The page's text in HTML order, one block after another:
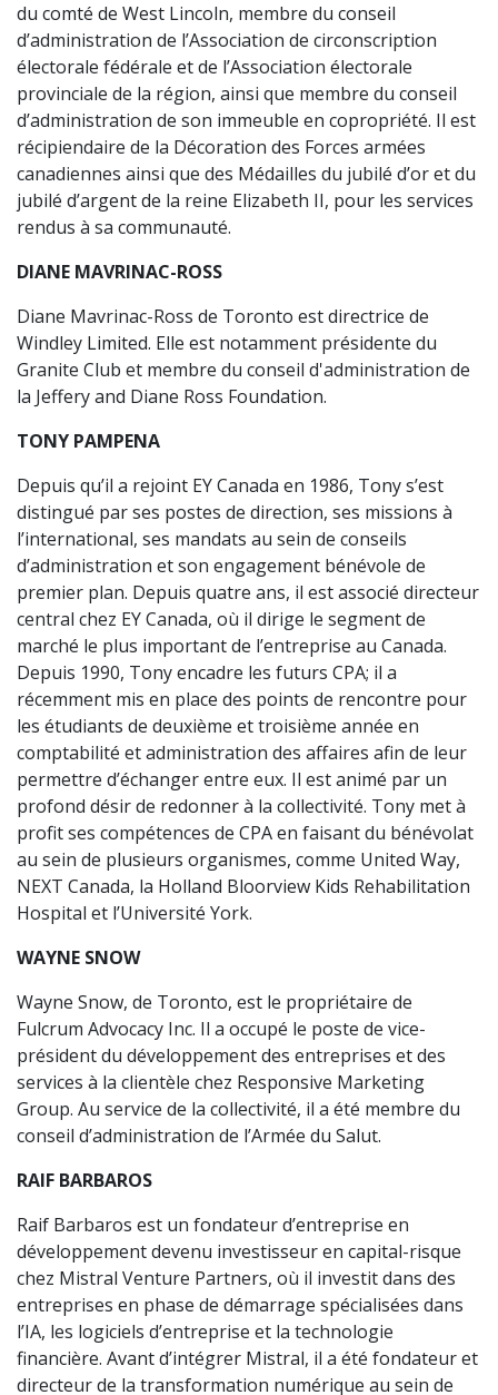
du comté de West Lincoln, membre du conseil
d’administration de l’Association de circonscription
électorale fédérale et de l’Association électorale
provinciale de la région, ainsi que membre du conseil
d’administration de son immeuble en copropriété. Il est
récipiendaire de la Décoration des Forces armées
canadiennes ainsi que des Médailles du jubilé d’or et du
jubilé d’argent de la reine Elizabeth II, pour les services
rendus à sa communauté.
DIANE MAVRINAC-ROSS
Diane Mavrinac-Ross de Toronto est directrice de
Windley Limited. Elle est notamment présidente du
Granite Club et membre du conseil d'administration de
la Jeffery and Diane Ross Foundation.
TONY PAMPENA
Depuis qu’il a rejoint EY Canada en 1986, Tony s’est
distingué par ses postes de direction, ses missions à
l’international, ses mandats au sein de conseils
d’administration et son engagement bénévole de
premier plan. Depuis quatre ans, il est associé directeur
central chez EY Canada, où il dirige le segment de
marché le plus important de l’entreprise au Canada.
Depuis 1990, Tony encadre les futurs CPA; il a
récemment mis en place des points de rencontre pour
les étudiants de deuxième et troisième année en
comptabilité et administration des affaires afin de leur
permettre d’échanger entre eux. Il est animé par un
profond désir de redonner à la collectivité. Tony met à
profit ses compétences de CPA en faisant du bénévolat
au sein de plusieurs organismes, comme United Way,
NEXT Canada, la Holland Bloorview Kids Rehabilitation
Hospital et l’Université York.
WAYNE SNOW
Wayne Snow, de Toronto, est le propriétaire de
Fulcrum Advocacy Inc. Il a occupé le poste de vice-
président du développement des entreprises et des
services à la clientèle chez Responsive Marketing
Group. Au service de la collectivité, il a été membre du
conseil d’administration de l’Armée du Salut.
RAIF BARBAROS
Raif Barbaros est un fondateur d’entreprise en
développement devenu investisseur en capital-risque
chez Mistral Venture Partners, où il investit dans des
entreprises en phase de démarrage spécialisées dans
l’IA, les logiciels d’entreprise et la technologie
financière. Avant d’intégrer Mistral, il a été fondateur et
directeur de la transformation numérique au sein de